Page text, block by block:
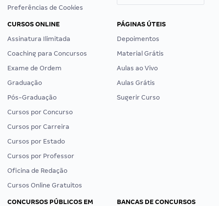
Preferências de Cookies
CURSOS ONLINE
Assinatura Ilimitada
Coaching para Concursos
Exame de Ordem
Graduação
Pós-Graduação
Cursos por Concurso
Cursos por Carreira
Cursos por Estado
Cursos por Professor
Oficina de Redação
Cursos Online Gratuitos
PÁGINAS ÚTEIS
Depoimentos
Material Grátis
Aulas ao Vivo
Aulas Grátis
Sugerir Curso
CONCURSOS PÚBLICOS EM
BANCAS DE CONCURSOS